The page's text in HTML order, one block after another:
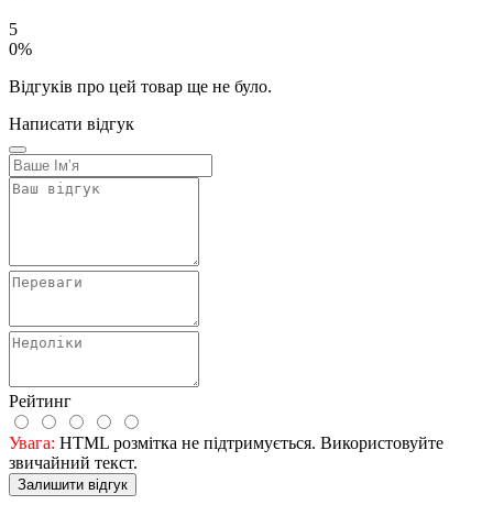
5
0%
Відгуків про цей товар ще не було.
Написати відгук
Рейтинг
Увага: HTML розмітка не підтримується. Використовуйте
звичайний текст.
Залишити відгук